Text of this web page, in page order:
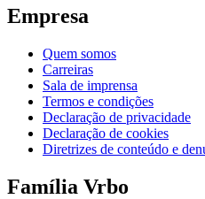
Empresa
Quem somos
Carreiras
Sala de imprensa
Termos e condições
Declaração de privacidade
Declaração de cookies
Diretrizes de conteúdo e
Família Vrbo